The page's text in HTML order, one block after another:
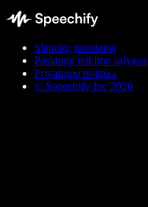
Slapukų nuostatos
Paslaugų teikimo sąlygos
Privatumo politika
© Speechify Inc 2026